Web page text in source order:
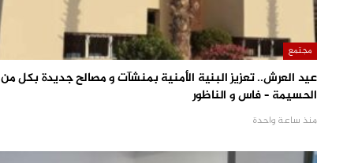
مجتمع
عيد العرش.. تعزيز البنية الأمنية بمنشآت و مصالح جديدة بكل من
الحسيمة – فاس و الناظور
منذ ساعة واحدة